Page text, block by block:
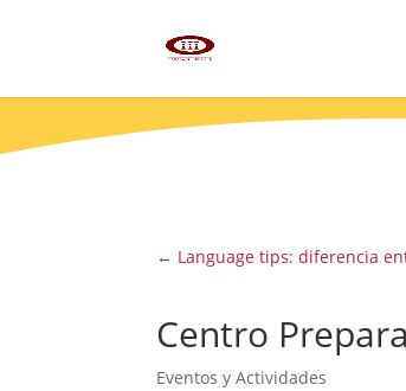
← Language tips: diferencia
Centro
Eventos y Actividades